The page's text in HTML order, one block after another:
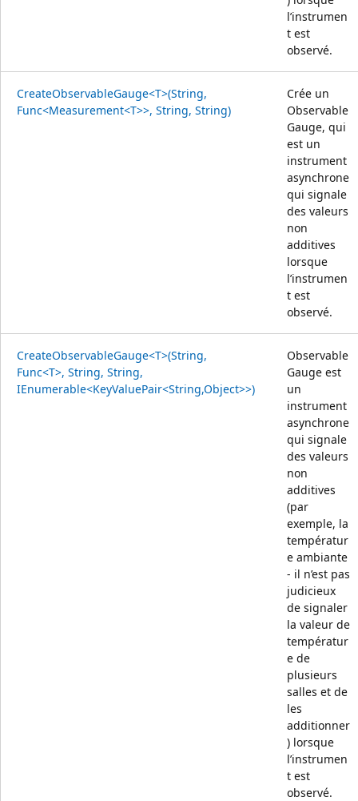
l’instrumen
t est
observé.
CreateObservableGauge<T>(String,
Func<Measurement<T>>, String, String)
Crée un
Observable
Gauge, qui
est un
instrument
asynchrone
qui signale
des valeurs
non
additives
lorsque
l’instrumen
t est
observé.
CreateObservableGauge<T>(String,
Func<T>, String, String,
IEnumerable<KeyValuePair<String,Object>>)
Observable
Gauge est
un
instrument
asynchrone
qui signale
des valeurs
non
additives
(par
exemple, la
températur
e ambiante
- il n’est pas
judicieux
de signaler
la valeur de
températur
e de
plusieurs
salles et de
les
additionner
) lorsque
l’instrumen
t est
observé.